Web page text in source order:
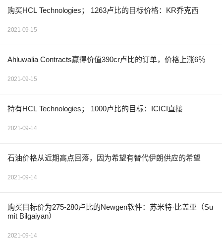
购买HCL Technologies； 1263卢比的目标价格：KR乔克西
2021-09-15
Ahluwalia Contracts赢得价值390cr卢比的订单，价格上涨6％
2021-09-15
持有HCL Technologies； 1000卢比的目标：ICICI直接
2021-09-14
石油价格从近期高点回落，因为希望有替代伊朗供应的希望
2021-09-14
购买目标价为275-280卢比的Newgen软件：苏米特·比盖亚（Su
mit Bilgaiyan）
2021-09-14